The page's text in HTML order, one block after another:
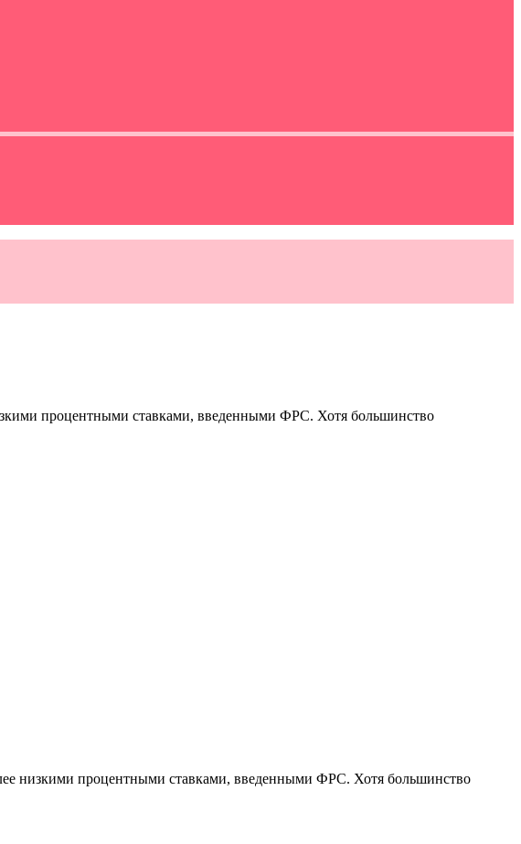
процентными ставками, введенными ФРС. Хотя большинство
низкими процентными ставками, введенными ФРС. Хотя большинство